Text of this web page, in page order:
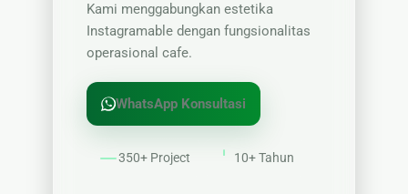
Kami menggabungkan estetika
Instagramable dengan fungsionalitas
operasional cafe.
WhatsApp Konsultasi
350+ Project 10+ Tahun